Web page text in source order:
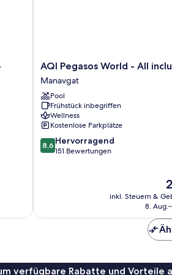
AQI
Pegasos
World
-
All
inclusive
Manavgat
AQI Pegasos World - All
Manavgat
Pool
Frühstück inbegriffen
Wellness
Kostenlose Parkplätze
8.6
von
8,6 Hervorragend
151 Bewertungen
inkl. Steuern &
8.
verfügbare Rabatte und Vorteile